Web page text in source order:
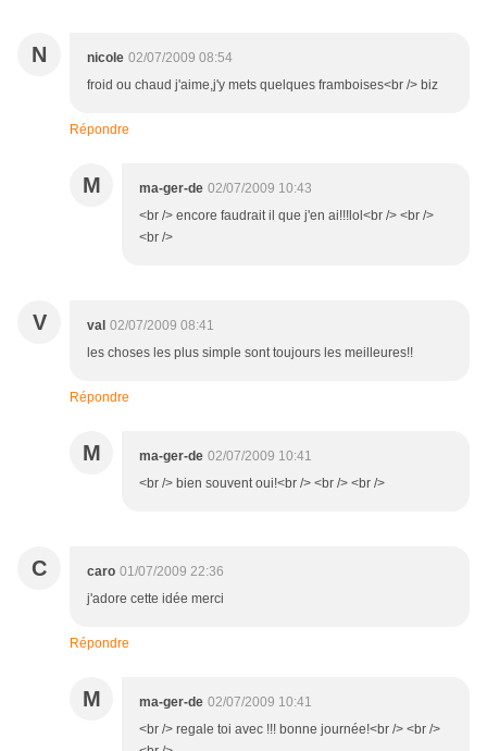
N nicole 02/07/2009 08:54
froid ou chaud j'aime,j'y mets quelques framboises<br /> biz
Répondre
M ma-ger-de 02/07/2009 10:43
<br /> encore faudrait il que j'en ai!!!lol<br /> <br />
<br />
V val 02/07/2009 08:41
les choses les plus simple sont toujours les meilleures!!
Répondre
M ma-ger-de 02/07/2009 10:41
<br /> bien souvent oui!<br /> <br /> <br />
C caro 01/07/2009 22:36
j'adore cette idée merci
Répondre
M ma-ger-de 02/07/2009 10:41
<br /> regale toi avec !!! bonne journée!<br /> <br />